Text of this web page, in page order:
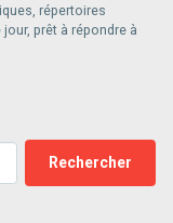
répertoires
prêt à répondre à